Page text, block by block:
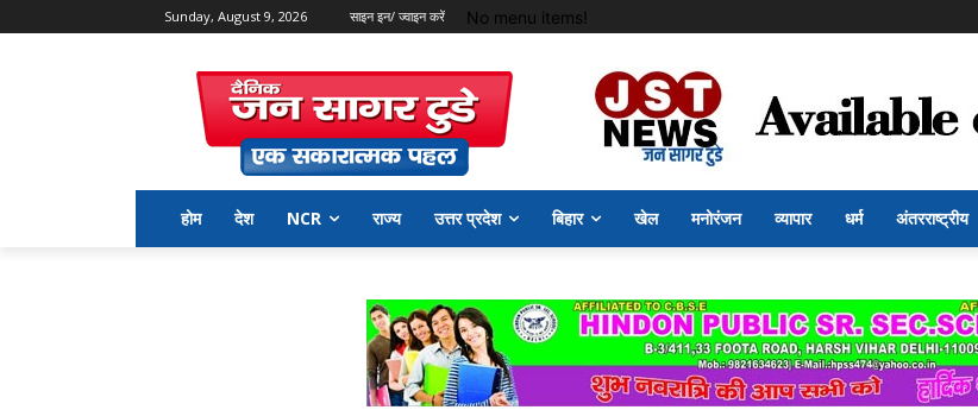
Sunday, August 9, 2026 साइन इन/ ज्वाइन करें No menu items!
होम देश NCR राज्य उत्तर प्रदेश बिहार खेल मनोरंजन व्यापार धर्म अंतरराष्ट्रीय